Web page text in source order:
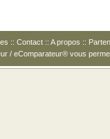
:: Contact :: A propos ::
/ eComparateur® vous